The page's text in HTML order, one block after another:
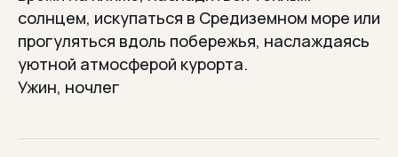
солнцем, искупаться в Средиземном море или
прогуляться вдоль побережья, наслаждаясь
уютной атмосферой курорта.
Ужин, ночлег